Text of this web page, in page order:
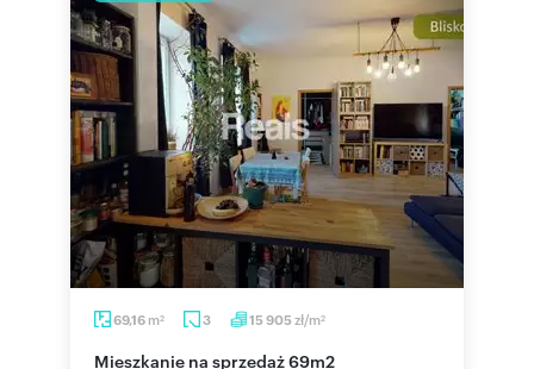
69,16 m2 3 15 905 zł/m2
mieszkanie na sprzedaż 69m2